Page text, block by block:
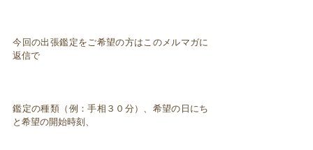
今回の出張鑑定をご希望の方はこのメルマガに
返信で
鑑定の種類（例：手相３０分）、希望の日にち
と希望の開始時刻、